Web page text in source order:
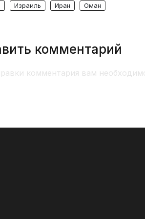
Израиль Иран Оман
комментарий
комментария вам